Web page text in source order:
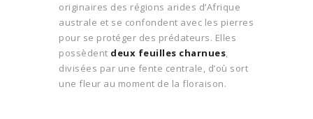
originaires des régions arides d’Afrique
australe et se confondent avec les pierres
pour se protéger des prédateurs. Elles
possèdent deux feuilles charnues,
divisées par une fente centrale, d’où sort
une fleur au moment de la floraison.